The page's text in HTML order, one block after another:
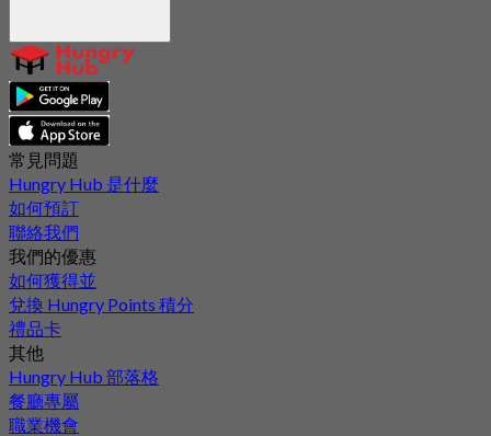
常見問題
Hungry Hub 是什麼
如何預訂
聯絡我們
我們的優惠
如何獲得並
兌換 Hungry Points 積分
禮品卡
其他
Hungry Hub 部落格
餐廳專屬
職業機會